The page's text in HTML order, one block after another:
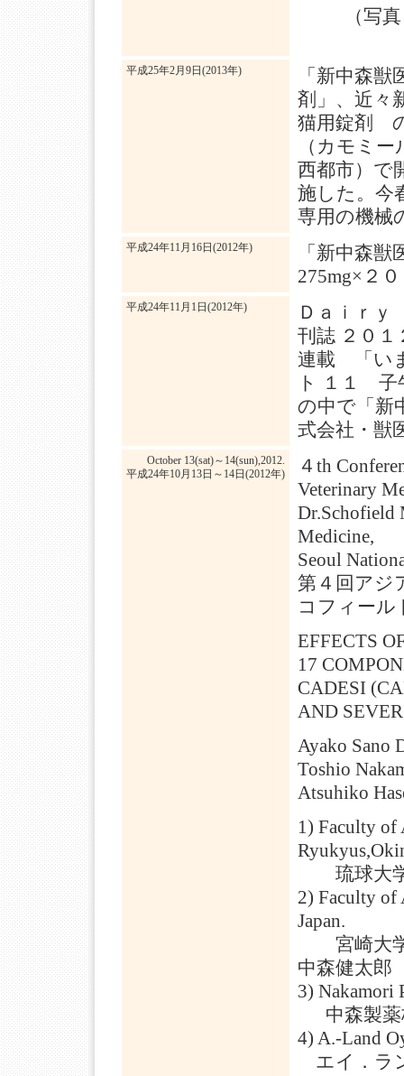
（写
平成25年2月9日(2013年)
「新中森
剤」、近々
猫用錠剤
（カモミ
西都市）で
施した。今
専用の機械
平成24年11月16日(2012年)
「新中森
275mg×２
平成24年11月1日(2012年)
Ｄａｉｒ
刊誌 ２０１
連載 「い
ト １１ 子
の中で「新
式会社・
October 13(sat)～14(sun),2012.
平成24年10月13日～14日(2012年)
４th
Veterinary
Dr.Schofield
Medicine,
Seoul
第４回ア
コフィール
EFFECTS
17
CADESI
AND
Ayako Sano
Toshio
Atsuhiko
1) Faculty of
琉球大学
2) Faculty
Japan.
宮崎大学
中森健太郎
3) Nakamori
中森製薬
4) A.-Land
エイ．ラ